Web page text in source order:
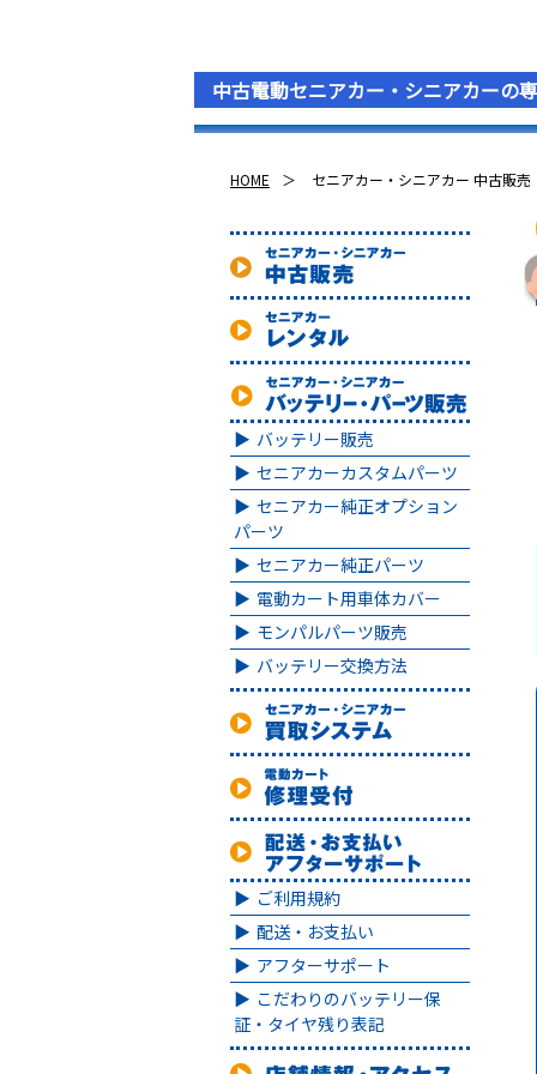
中古電動セニアカー・シニアカーの
HOME セニアカー・シニアカー 中古販売
バッテリー販売
セニアカーカスタムパーツ
セニアカー純正オプション
パーツ
セニアカー純正パーツ
電動カート用車体カバー
モンパルパーツ販売
バッテリー交換方法
ご利用規約
配送・お支払い
アフターサポート
こだわりのバッテリー保
証・タイヤ残り表記